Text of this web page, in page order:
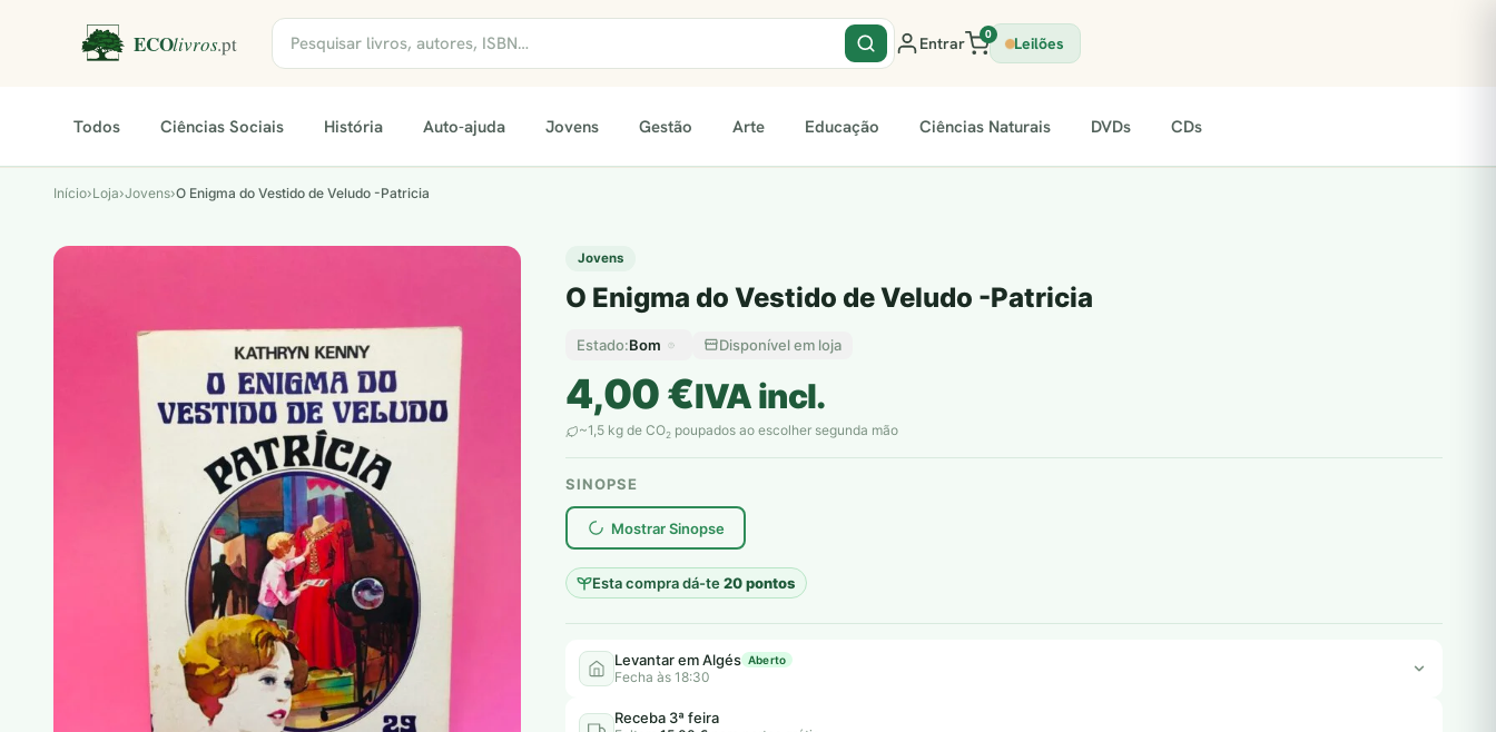
Entrar 0 Leilões
Todos Ciências Sociais História Auto-ajuda Jovens Gestão Arte Educação Ciências Naturais DVDs CDs
Início›Loja›Jovens›O Enigma do Vestido de Veludo -Patricia
Jovens
O Enigma do Vestido de Veludo -Patricia
Estado:Bom Disponível em loja
4,00€IVA incl.
~1,5 kg de CO2 poupados ao escolher segunda mão
SINOPSE
Mostrar Sinopse
Esta compra dá-te20 pontos
plantar árvores reais
Levantar em Algés Aberto
Fecha às 18:30
Receba 3ª feira